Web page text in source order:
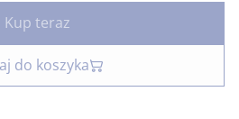
Kup teraz
do koszyka